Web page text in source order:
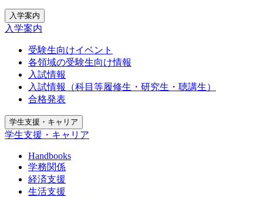
入学案内
入学案内
受験生向けイベント
各領域の受験生向け情報
入試情報
入試情報（科目等履修生・研究生・聴講生）
合格発表
学生支援・キャリア
学生支援・キャリア
Handbooks
学務関係
経済支援
生活支援